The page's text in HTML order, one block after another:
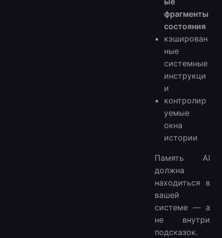
фрагменты
состояния
кэширован
ные
системные
инструкци
и
контролир
уемые
окна
истории
Память AI
должна
находиться в
вашей
системе — а
не внутри
подсказок.